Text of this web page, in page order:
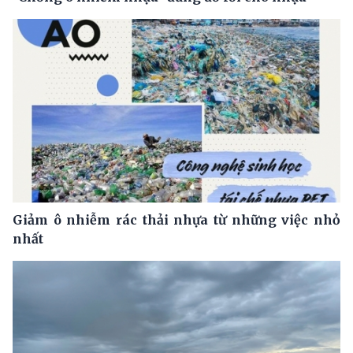
Giảm ô nhiễm rác thải nhựa từ những việc nhỏ
nhất